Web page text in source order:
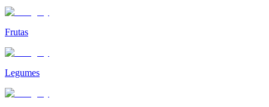
Frutas
Legumes